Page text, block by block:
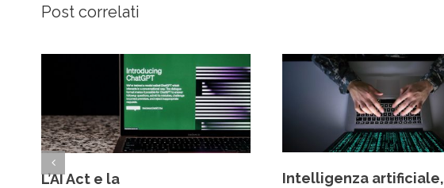
Post correlati
L’AI Act e la
Intelligenza artificiale,